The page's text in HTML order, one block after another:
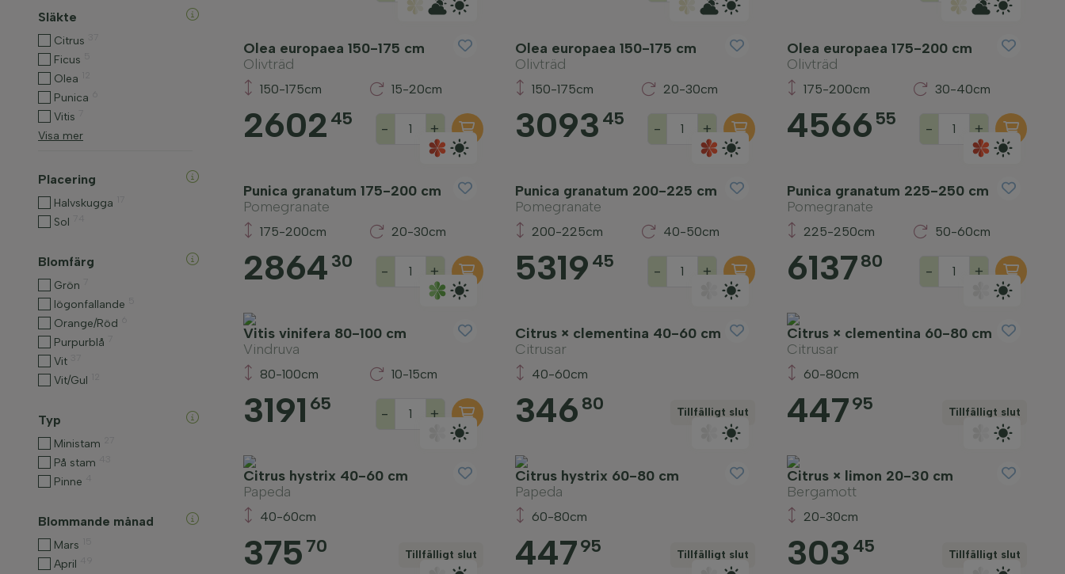
Släkte
Citrus
Ficus
Olea
Punica
Vitis
Visa mer
Placering
Halvskugga
Sol
Blomfärg
Grön
Iögonfallande
Orange/Röd
Purpurblå
Vit
Vit/Gul
Typ
Ministam
På stam
Pinne
Blommande månad
Mars
April
Olea europaea 150-175 cm
Olivträd
150-175cm 15-20cm
2602 45 - +
Olea europaea 150-175 cm
Olivträd
150-175cm 20-30cm
3093 45 - +
Olea europaea 175-200 cm
Olivträd
175-200cm 30-40cm
4566 55 - +
Punica granatum 175-200 cm
Pomegranate
175-200cm 20-30cm
2864 30 - +
Punica granatum 200-225 cm
Pomegranate
200-225cm 40-50cm
5319 45 - +
Punica granatum 225-250 cm
Pomegranate
225-250cm 50-60cm
613780 - +
Vitis vinifera 80-100 cm
Vindruva
80-100cm 10-15cm
3191 65 - +
Citrus × clementina 40-60 cm
Citrusar
40-60cm
346 80 Tillfälligt slut
Citrus × clementina 60-80 cm
Citrusar
60-80cm
44795 Tillfälligt slut
Citrus hystrix 40-60 cm
Papeda
40-60cm
375 70 Tillfälligt slut
Citrus hystrix 60-80 cm
Papeda
60-80cm
44795 Tillfälligt slut
Citrus × limon 20-30 cm
Bergamott
20-30cm
303 45 Tillfälligt slut